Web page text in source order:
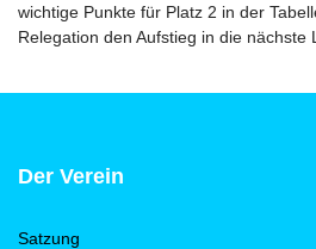
wichtige Punkte für Platz 2 in der
Relegation den Aufstieg in die nächste
Der Verein
Satzung